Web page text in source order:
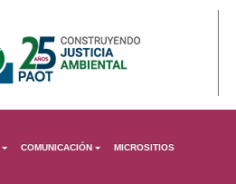
COMUNICACIÓN MICROSITIOS